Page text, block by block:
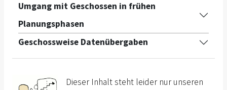
Umgang mit Geschossen in frühen
Planungsphasen
Geschossweise Datenübergaben
Dieser Inhalt steht leider nur unseren